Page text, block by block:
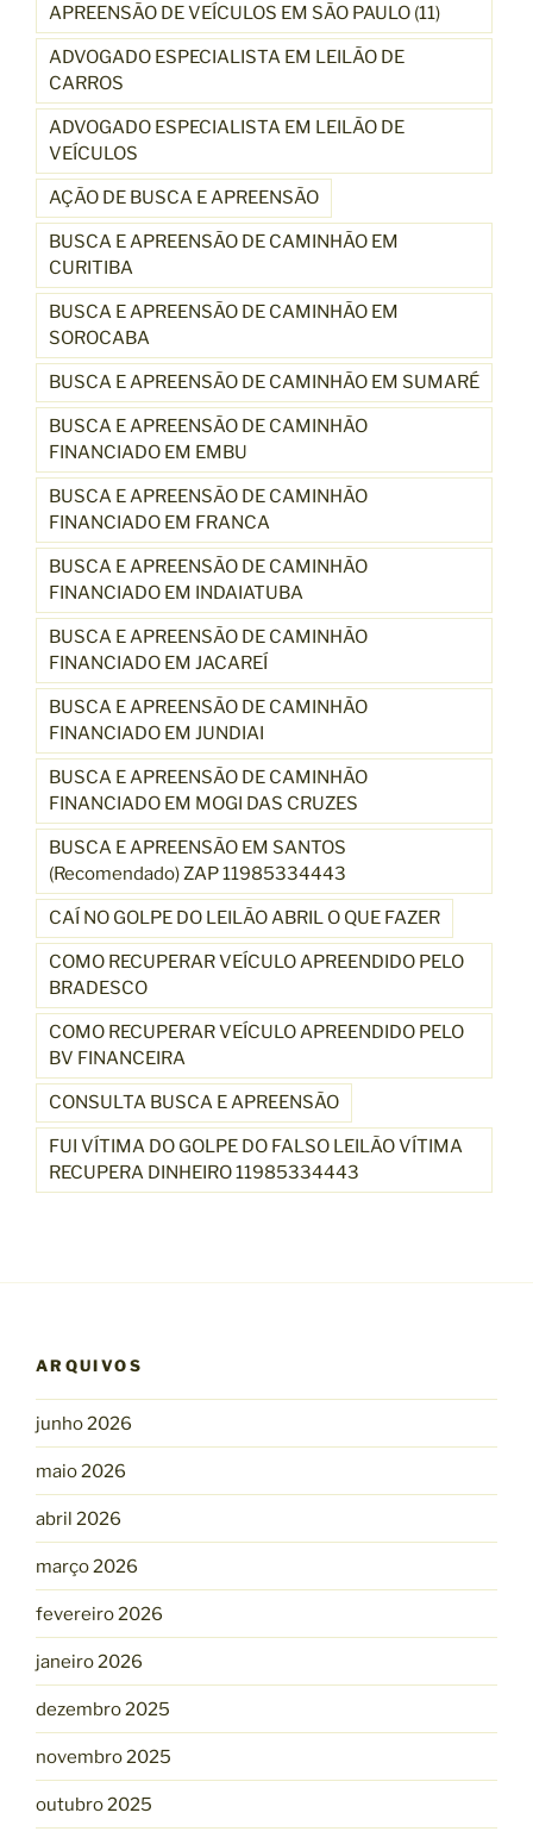
APREENSÃO DE VEÍCULOS EM SÃO PAULO (11)
ADVOGADO ESPECIALISTA EM LEILÃO DE
CARROS
ADVOGADO ESPECIALISTA EM LEILÃO DE
VEÍCULOS
AÇÃO DE BUSCA E APREENSÃO
BUSCA E APREENSÃO DE CAMINHÃO EM
CURITIBA
BUSCA E APREENSÃO DE CAMINHÃO EM
SOROCABA
BUSCA E APREENSÃO DE CAMINHÃO EM SUMARÉ
BUSCA E APREENSÃO DE CAMINHÃO
FINANCIADO EM EMBU
BUSCA E APREENSÃO DE CAMINHÃO
FINANCIADO EM FRANCA
BUSCA E APREENSÃO DE CAMINHÃO
FINANCIADO EM INDAIATUBA
BUSCA E APREENSÃO DE CAMINHÃO
FINANCIADO EM JACAREÍ
BUSCA E APREENSÃO DE CAMINHÃO
FINANCIADO EM JUNDIAI
BUSCA E APREENSÃO DE CAMINHÃO
FINANCIADO EM MOGI DAS CRUZES
BUSCA E APREENSÃO EM SANTOS
(Recomendado) ZAP 11985334443
CAÍ NO GOLPE DO LEILÃO ABRIL O QUE FAZER
COMO RECUPERAR VEÍCULO APREENDIDO PELO
BRADESCO
COMO RECUPERAR VEÍCULO APREENDIDO PELO
BV FINANCEIRA
CONSULTA BUSCA E APREENSÃO
FUI VÍTIMA DO GOLPE DO FALSO LEILÃO VÍTIMA
RECUPERA DINHEIRO 11985334443
ARQUIVOS
junho 2026
maio 2026
abril 2026
março 2026
fevereiro 2026
janeiro 2026
dezembro 2025
novembro 2025
outubro 2025